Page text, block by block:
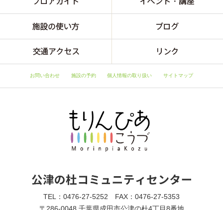
お問い合わせ 施設の予約 個人情報の取り扱い サイトマップ
TEL：0476-27-5252 FAX：0476-27-5353
〒286-0048 千葉県成田市公津の杜4丁目8番地